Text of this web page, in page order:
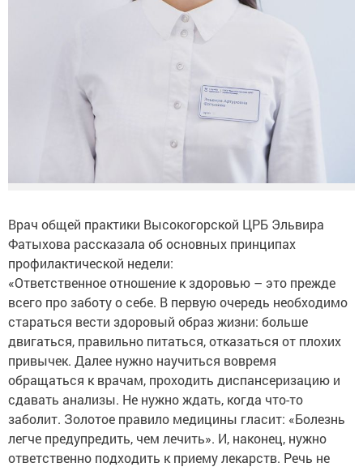
Врач общей практики Высокогорской ЦРБ Эльвира
Фатыхова рассказала об основных принципах
профилактической недели:
«Ответственное отношение к здоровью – это прежде
всего про заботу о себе. В первую очередь необходимо
стараться вести здоровый образ жизни: больше
двигаться, правильно питаться, отказаться от плохих
привычек. Далее нужно научиться вовремя
обращаться к врачам, проходить диспансеризацию и
сдавать анализы. Не нужно ждать, когда что-то
заболит. Золотое правило медицины гласит: «Болезнь
легче предупредить, чем лечить». И, наконец, нужно
ответственно подходить к приему лекарств. Речь не